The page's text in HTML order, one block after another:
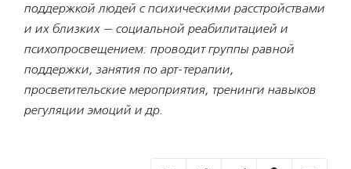
поддержкой людей с психическими расстройствами
и их близких — социальной реабилитацией и
психопросвещением: проводит группы равной
поддержки, занятия по арт-терапии,
просветительские мероприятия, тренинги навыков
регуляции эмоций и др.